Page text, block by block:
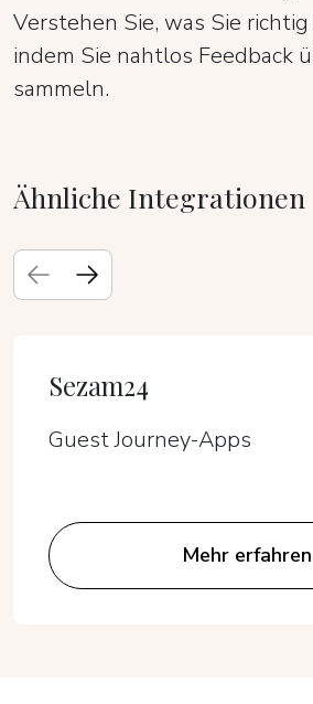
Verstehen Sie, was Sie richtig
indem Sie nahtlos Feedback
sammeln.
Ähnliche Integrationen
Sezam24
Guest Journey-Apps
Mehr erfahren